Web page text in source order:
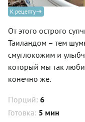
К рецепту
От этого острого
Таиландом – тем
смуглокожим и
который мы так
конечно же.
Порций: 6
Готовка: 5 мин